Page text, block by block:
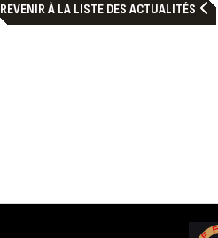
REVENIR À LA LISTE DES ACTUALITÉS